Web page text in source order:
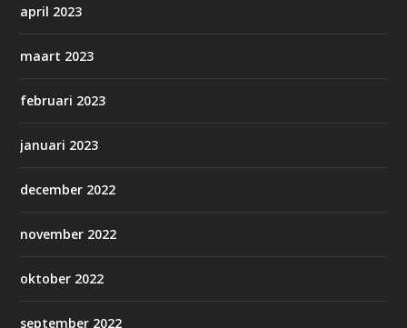
april 2023
maart 2023
februari 2023
januari 2023
december 2022
november 2022
oktober 2022
september 2022